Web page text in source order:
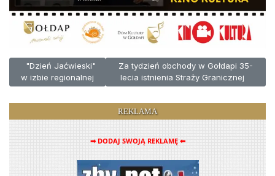
Poprzednia strona: "Dzień Jaćwieski" w izbie regionalnej
"Dzień Jaćwieski"
w izbie regionalnej
Następna strona: Za tydzień obchody
Za tydzień obchody w Gołdapi 35-
lecia istnienia Straży Granicznej
REKLAMA
➡ DODAJ SWOJĄ REKLAMĘ ⬅